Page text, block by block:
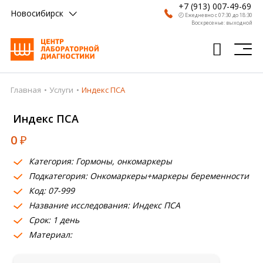
Новосибирск
+7 (913) 007-49-69
🕗 Ежедневно с 07:30 до 18:30
Воскресенье: выходной
Главная
Анализы
Врачи
Получить результат
Пациентам
О компании
Где сдать
Главная Услуги Индекс ПСА
Индекс ПСА
0₽
Категория: Гормоны, онкомаркеры
Подкатегория: Онкомаркеры+маркеры беременности
Код: 07-999
Название исследования: Индекс ПСА
Срок: 1 день
Материал: